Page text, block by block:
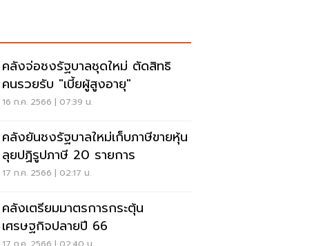
คลังจ่อชงรัฐบาลชุดใหม่ ตัดสิทธิ
คนรวยรับ "เบี้ยผู้สูงอายุ"
16 ก.ค. 2566 | 07:39 น.
คลังยันชงรัฐบาลใหม่เก็บภาษีขายหุ้น
ลุยปฏิรูปภาษี 20 รายการ
17 ก.ค. 2566 | 02:17 น.
คลังเตรียมมาตรการกระตุ้น
เศรษฐกิจปลายปี 66